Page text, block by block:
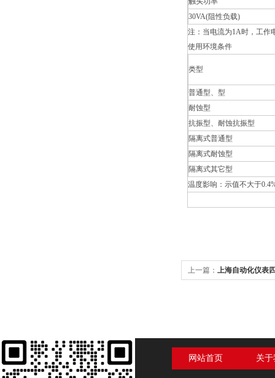
30VA(阻性负载)
注：当电流为1A时，工作
使用环境条件
类型
普通型、型
耐蚀型
抗振型、耐蚀抗振型
隔离式普通型
隔离式耐蚀型
隔离式其它型
温度影响：示值不大于
上一篇： 上海自动化仪表
网站首页 关